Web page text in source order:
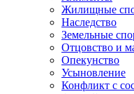
Жилищные
Наследство
Земельные
Отцовство и
Опекунство
Усыновление
Конфликт с